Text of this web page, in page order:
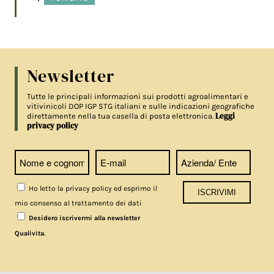
Newsletter
Tutte le principali informazioni sui prodotti agroalimentari e
vitivinicoli DOP IGP STG italiani e sulle indicazioni geografiche
direttamente nella tua casella di posta elettronica.Leggi
privacy policy
Ho letto la privacy policy ed esprimo il
mio consenso al trattamento dei dati
Desidero iscrivermi alla newsletter
Qualivita.